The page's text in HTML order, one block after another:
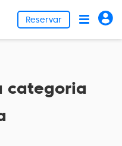
Reservar
categoria